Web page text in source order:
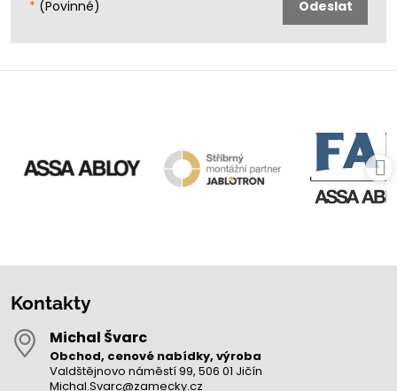
* (Povinné) Odeslat
Kontakty
Michal Švarc
Obchod, cenové nabídky, výroba
Valdštějnovo náměstí 99, 506 01 Jičín
Michal.Svarc@zamecky.cz